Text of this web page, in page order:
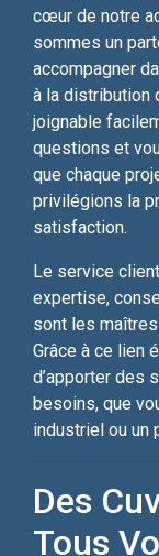
cœur de notre
sommes un
accompagner
à la distribution
joignable
questions et
que chaque
privilégions la
satisfaction.
Le service
expertise,
sont les
Grâce à ce lien
d’apporter des
besoins, que
industriel ou un
Des
Tous